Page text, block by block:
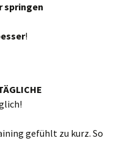
springen
!
gefühlt zu kurz. So